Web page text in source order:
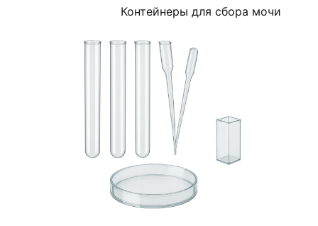
Контейнеры для сбора мочи